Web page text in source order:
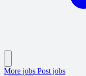
More jobs Post jobs